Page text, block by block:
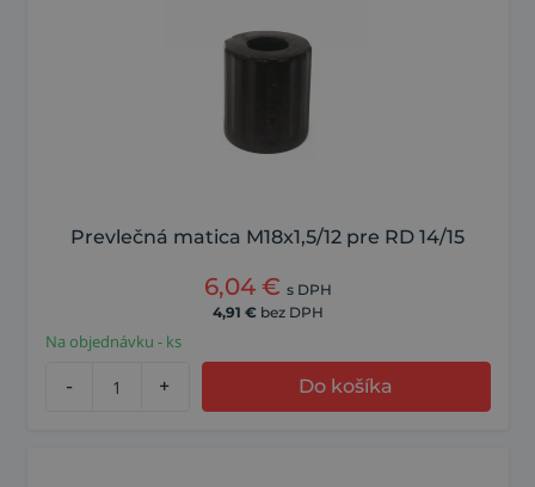
Prevlečná matica M18x1,5/12 pre RD 14/15
6,04 € s DPH
4,91 € bez DPH
Na objednávku - ks
- + Do košíka